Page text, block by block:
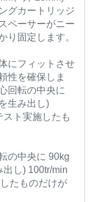
グカートリッジ
ペーサーがニー
り固定します。
にフィットさせ
性を確保しま
回転の中央に
生み出し)
スト実施したも
の中央に 90kg
し) 100tr/min
たものだけが